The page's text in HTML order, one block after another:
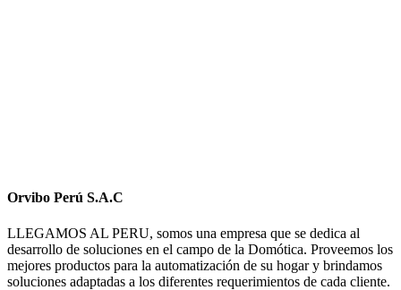
Orvibo Perú S.A.C
LLEGAMOS AL PERU, somos una empresa que se dedica al
desarrollo de soluciones en el campo de la Domótica. Proveemos los
mejores productos para la automatización de su hogar y brindamos
soluciones adaptadas a los diferentes requerimientos de cada cliente.